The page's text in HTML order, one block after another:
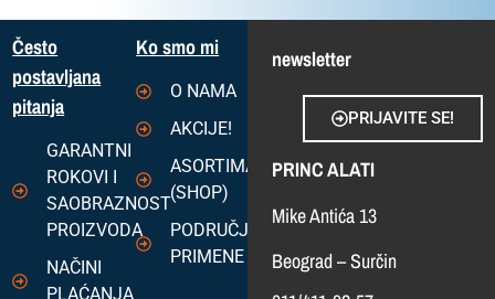
Često
postavljana
pitanja
GARANTNI
ROKOVI I
SAOBRAZNOST
PROIZVODA
NAČINI
PLAĆANJA
Ko smo mi
O NAMA
AKCIJE!
ASORTIMAN
(SHOP)
PODRUČJA
PRIMENE
newsletter
PRIJAVITE SE!
PRINC ALATI
Mike Antića 13
Beograd – Surčin